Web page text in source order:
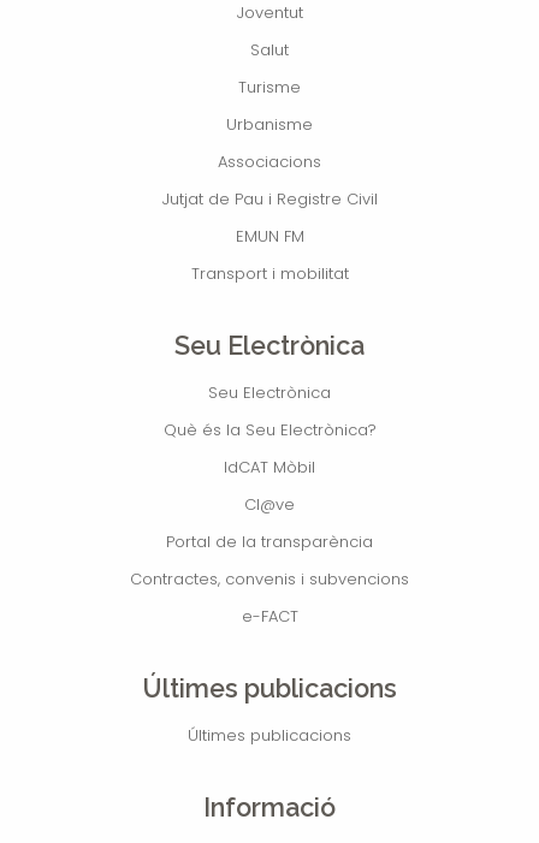
Joventut
Salut
Turisme
Urbanisme
Associacions
Jutjat de Pau i Registre Civil
EMUN FM
Transport i mobilitat
Seu Electrònica
Seu Electrònica
Què és la Seu Electrònica?
IdCAT Mòbil
Cl@ve
Portal de la transparència
Contractes, convenis i subvencions
e-FACT
Últimes publicacions
Últimes publicacions
Informació